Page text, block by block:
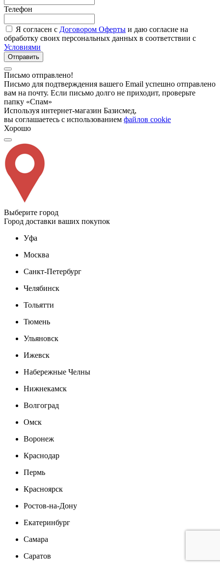
Телефон
Я согласен с Договором Оферты и даю согласие на
обработку своих персональных данных в соответствии с
Условиями
Отправить
Письмо отправлено!
Письмо для подтверждения вашего Email успешно отправлено
вам на почту. Если письмо долго не приходит, проверьте
папку «Спам»
Используя интернет-магазин Базисмед,
вы соглашаетесь с использованием файлов cookie
Хорошо
Выберите город
Город доставки ваших покупок
Уфа
Москва
Санкт-Петербург
Челябинск
Тольятти
Тюмень
Ульяновск
Ижевск
Набережные Челны
Нижнекамск
Волгоград
Омск
Воронеж
Краснодар
Пермь
Красноярск
Ростов-на-Дону
Екатеринбург
Самара
Саратов